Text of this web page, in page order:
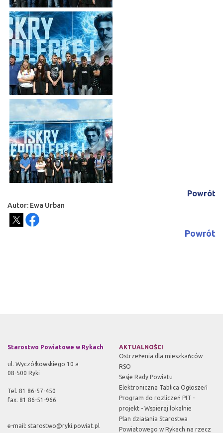
Powrót
Autor: Ewa Urban
Powrót
Starostwo Powiatowe w Rykach
ul. Wyczółkowskiego 10 a
08-500 Ryki
Tel. 81 86-57-450
fax. 81 86-51-966
e-mail: starostwo@ryki.powiat.pl
AKTUALNOŚCI
Ostrzeżenia dla mieszkańców
RSO
Sesje Rady Powiatu
Elektroniczna Tablica Ogłoszeń
Program do rozliczeń PIT -
projekt - Wspieraj lokalnie
Plan działania Starostwa
Powiatowego w Rykach na rzecz